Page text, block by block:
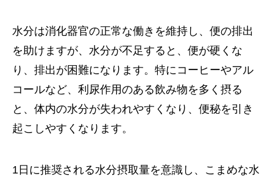
水分は消化器官の正常な働きを維持し、便の排出
を助けますが、水分が不足すると、便が硬くな
り、排出が困難になります。特にコーヒーやアル
コールなど、利尿作用のある飲み物を多く摂る
と、体内の水分が失われやすくなり、便秘を引き
起こしやすくなります。
1日に推奨される水分摂取量を意識し、こまめな水